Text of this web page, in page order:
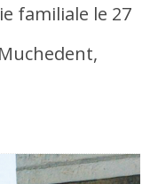
familiale le 27